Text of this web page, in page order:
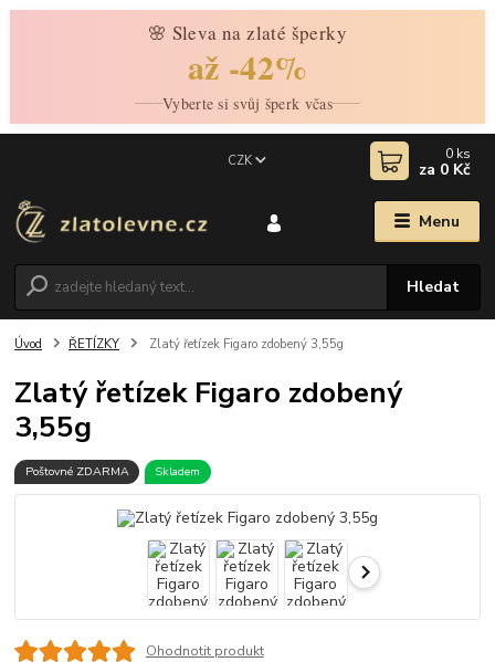
🌸 Sleva na zlaté šperky
až -42%
Vyberte si svůj šperk včas
Menu
CZK
Hledat
0 ks
za 0 Kč
Úvod ŘETÍZKY Zlatý řetízek Figaro zdobený 3,55g
Zlatý řetízek Figaro zdobený
3,55g
Poštovné ZDARMA Skladem
Ohodnotit produkt